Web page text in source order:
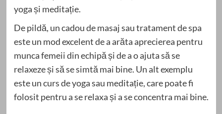
yoga și meditație.
De pildă, un cadou de masaj sau tratament de spa
este un mod excelent de a arăta aprecierea pentru
munca femeii din echipă și de a o ajuta să se
relaxeze și să se simtă mai bine. Un alt exemplu
este un curs de yoga sau meditație, care poate fi
folosit pentru a se relaxa și a se concentra mai bine.